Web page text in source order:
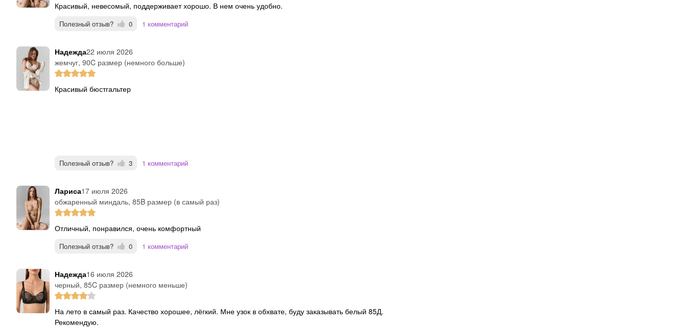
Красивый, невесомый, поддерживает хорошо. В нем очень удобно.
Полезный отзыв? 0 1 комментарий
Надежда22 июля 2026
жемчуг, 90C размер (немного больше)
Красивый бюстгальтер
Полезный отзыв? 3 1 комментарий
Лариса17 июля 2026
обжаренный миндаль, 85B размер (в самый раз)
Отличный, понравился, очень комфортный
Полезный отзыв? 0 1 комментарий
Надежда16 июля 2026
черный, 85C размер (немного меньше)
На лето в самый раз. Качество хорошее, лёгкий. Мне узок в обхвате, буду заказывать белый 85Д.
Рекомендую.